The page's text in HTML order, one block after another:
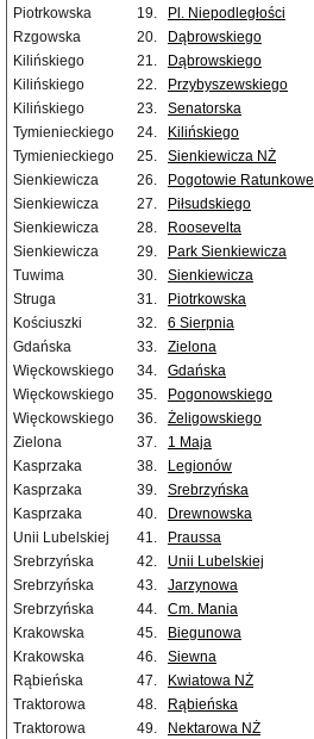
Piotrkowska
19. Pl. Niepodległości
Rzgowska
20. Dąbrowskiego
Kilińskiego
21. Dąbrowskiego
Kilińskiego
22. Przybyszewskiego
Kilińskiego
23. Senatorska
Tymienieckiego
24. Kilińskiego
Tymienieckiego
25. Sienkiewicza NŻ
Sienkiewicza
26. Pogotowie Ratunkowe
Sienkiewicza
27. Piłsudskiego
Sienkiewicza
28. Roosevelta
Sienkiewicza
29. Park Sienkiewicza
Tuwima
30. Sienkiewicza
Struga
31. Piotrkowska
Kościuszki
32. 6 Sierpnia
Gdańska
33. Zielona
Więckowskiego
34. Gdańska
Więckowskiego
35. Pogonowskiego
Więckowskiego
36. Żeligowskiego
Zielona
37. 1 Maja
Kasprzaka
38. Legionów
Kasprzaka
39. Srebrzyńska
Kasprzaka
40. Drewnowska
Unii Lubelskiej
41. Praussa
Srebrzyńska
42. Unii Lubelskiej
Srebrzyńska
43. Jarzynowa
Srebrzyńska
44. Cm. Mania
Krakowska
45. Biegunowa
Krakowska
46. Siewna
Rąbieńska
47. Kwiatowa NŻ
Traktorowa
48. Rąbieńska
Traktorowa
49. Nektarowa NŻ